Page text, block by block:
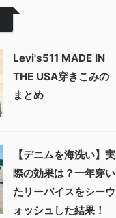
Levi's511 MADE IN
THE USA穿きこみの
まとめ
【デニムを海洗い】実
際の効果は？一年穿い
たリーバイスをシーウ
ォッシュした結果！